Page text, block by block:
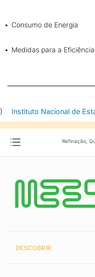
Refinação,
Consumo de Energia
Medidas para a
Instituto Nacional de
DESCOBRIR